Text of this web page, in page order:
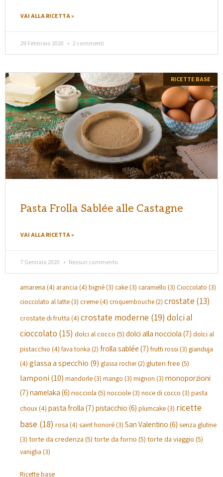
VAI ALLA RICETTA »
29 Febbraio 2020 2 commenti
RICETTE BASE
Pasta Frolla Sablée alle Castagne
VAI ALLA RICETTA »
7 Gennaio 2020 Nessun commento
amarena (4) arancia (4) bigné (3) cake (3) caramello (3) Cioccolato (3)
cioccolato al latte (3) creme(4) croquembouche (2) crostate (13)
crostate di frutta (4) crostate moderne (19) dolci al
cioccolato (15) dolci al cocco (5) dolci alla nocciola (7) dolci al
pistacchio (4) fava tonka (2) frolla sablée (7) frutti rossi (3) gianduja
(4) glassa a specchio (9) glassa rocher(2) gluten free (5)
lamponi (10) mandorle (3) mango (3) mignon (3) monoporzioni
(7) namelaka (6) nocciola (5) nocciole (3) noce di cocco (3) pasta
choux(4) pasta frolla (7) pistacchio (6) plumcake (3) ricette
base (18) rosa (4) saint honoré (3) San Valentino (6) senza glutine
(3) torte da credenza (5) torte da forno (5) torte da viaggio (5)
vaniglia (3)
Ricette base